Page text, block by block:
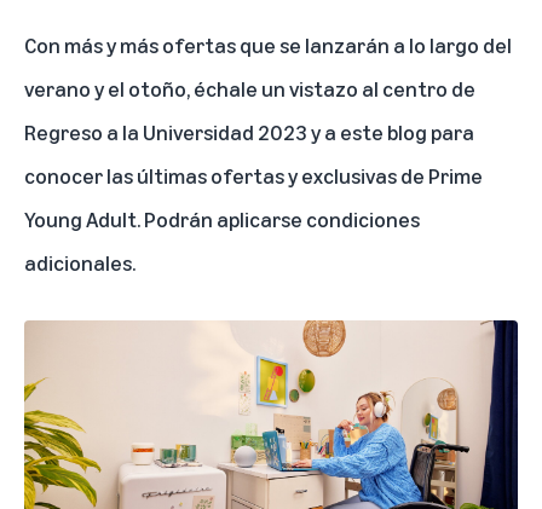
Con más y más ofertas que se lanzarán a lo largo del
verano y el otoño, échale un vistazo al centro de
Regreso a la Universidad 2023y a este blog para
conocer las últimas ofertas y exclusivas de Prime
Young Adult. Podrán aplicarse condiciones
adicionales.